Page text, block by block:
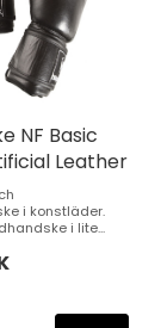
NF Basic
Leather
i konstläder.
i lite...